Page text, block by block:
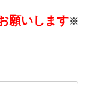
願いします※